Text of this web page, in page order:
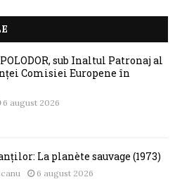
sub Înaltul Patronaj al
Comisiei Europene în
6 august 2026
La planète sauvage (1973)
6 august 2026